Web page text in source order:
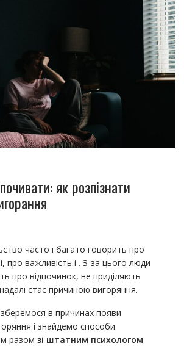
як розпізнати
часто і багато говорить про
про важливість і . З-за цього люди
про відпочинок, не приділяють
стає причиною вигоряння.
в причинах появи
і знайдемо способи
разом зі штатним психологом